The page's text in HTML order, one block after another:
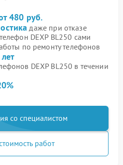
480 руб.
даже при отказе
DEXP BL250 сами
по ремонту телефонов
DEXP BL250 в течении
со специалистом
работ